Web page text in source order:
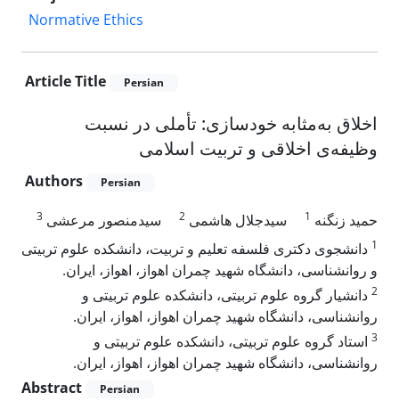
Normative Ethics
Article Title Persian
اخلاق به‌مثابه خودسازی: تأملی در نسبت
وظیفه‌ی اخلاقی و تربیت اسلامی
Authors Persian
حمید زنگنه 1 سیدجلال هاشمی 2 سیدمنصور مرعشی 3
1 دانشجوی دکتری فلسفه تعلیم و تربیت، دانشکده علوم تربیتی
و روانشناسی، دانشگاه شهید چمران اهواز، اهواز، ایران.
2 دانشیار گروه علوم تربیتی، دانشکده علوم تربیتی و
روانشناسی، دانشگاه شهید چمران اهواز، اهواز، ایران.
3 استاد گروه علوم تربیتی، دانشکده علوم تربیتی و
روانشناسی، دانشگاه شهید چمران اهواز، اهواز، ایران.
Abstract
Persian